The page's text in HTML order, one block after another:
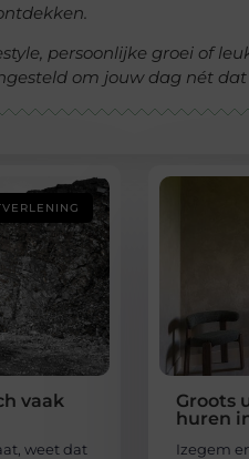
persoonlijke groei of
om jouw dag nét
vaak
weet dat
Groots
huren
Izegem